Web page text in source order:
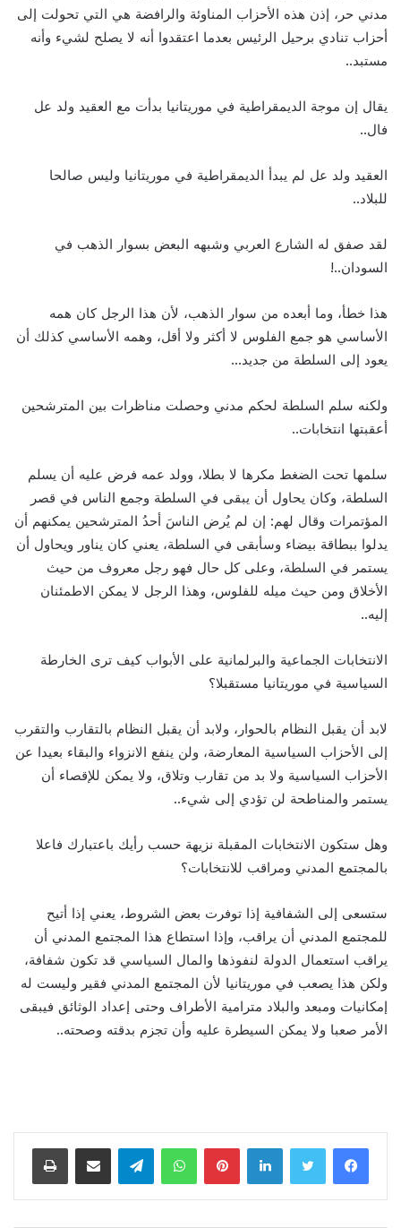
مدني حر، إذن هذه الأحزاب المناوئة والرافضة هي التي تحولت إلى
أحزاب تنادي برحيل الرئيس بعدما اعتقدوا أنه لا يصلح لشيء وأنه
مستبد..
يقال إن موجة الديمقراطية في موريتانيا بدأت مع العقيد ولد عل
فال..
العقيد ولد عل لم يبدأ الديمقراطية في موريتانيا وليس صالحا
للبلاد..
لقد صفق له الشارع العربي وشبهه البعض بسوار الذهب في
السودان..!
هذا خطأ، وما أبعده من سوار الذهب، لأن هذا الرجل كان همه
الأساسي هو جمع الفلوس لا أكثر ولا أقل، وهمه الأساسي كذلك أن
يعود إلى السلطة من جديد…
ولكنه سلم السلطة لحكم مدني وحصلت مناظرات بين المترشحين
أعقبتها انتخابات..
سلمها تحت الضغط مكرها لا بطلا، وولد عمه فرض عليه أن يسلم
السلطة، وكان يحاول أن يبقى في السلطة وجمع الناس في قصر
المؤتمرات وقال لهم: إن لم يُرض الناسَ أحدُ المترشحين يمكنهم أن
يدلوا ببطاقة بيضاء وسأبقى في السلطة، يعني كان يناور ويحاول أن
يستمر في السلطة، وعلى كل حال فهو رجل معروف من حيث
الأخلاق ومن حيث ميله للفلوس، وهذا الرجل لا يمكن الاطمئنان
إليه..
الانتخابات الجماعية والبرلمانية على الأبواب كيف ترى الخارطة
السياسية في موريتانيا مستقبلا؟
لابد أن يقبل النظام بالحوار، ولابد أن يقبل النظام بالتقارب والتقرب
إلى الأحزاب السياسية المعارضة، ولن ينفع الانزواء والبقاء بعيدا عن
الأحزاب السياسية ولا بد من تقارب وتلاق، ولا يمكن للإقصاء أن
يستمر والمناطحة لن تؤدي إلى شيء..
وهل ستكون الانتخابات المقبلة نزيهة حسب رأيك باعتبارك فاعلا
بالمجتمع المدني ومراقب للانتخابات؟
ستسعى إلى الشفافية إذا توفرت بعض الشروط، يعني إذا أتيح
للمجتمع المدني أن يراقب، وإذا استطاع هذا المجتمع المدني أن
يراقب استعمال الدولة لنفوذها والمال السياسي قد تكون شفافة،
ولكن هذا يصعب في موريتانيا لأن المجتمع المدني فقير وليست له
إمكانيات ومبعد والبلاد مترامية الأطراف وحتى إعداد الوثائق فيبقى
الأمر صعبا ولا يمكن السيطرة عليه وأن تجزم بدقته وصحته..
لينكدإن بينتيريستواتساب تيلقرام مشاركة عبر البريد طباعة